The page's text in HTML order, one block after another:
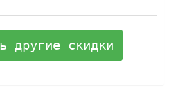
другие скидки